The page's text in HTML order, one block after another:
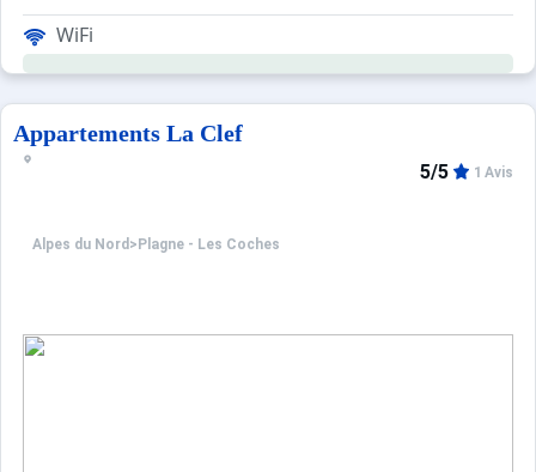
Partiellement rénovée, elle se compose
WiFi
Appartements La Clef
Alpes du Nord > Plagne - Les Coches
5/5 1 Avis